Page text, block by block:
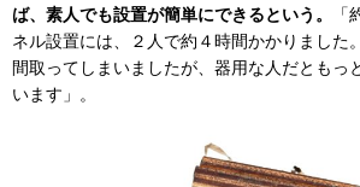
ば、素人でも設置が簡単にできるという。
ネル設置には、２人で約４時間かかりました
間取ってしまいましたが、器用な人だともっ
います」。